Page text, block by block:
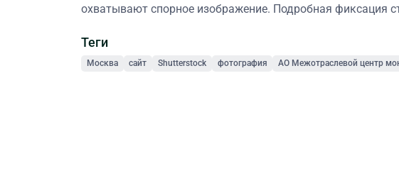
охватывают спорное изображение. Подробная фиксация
Теги
Москва сайт Shutterstock фотография АО Межотраслевой центр